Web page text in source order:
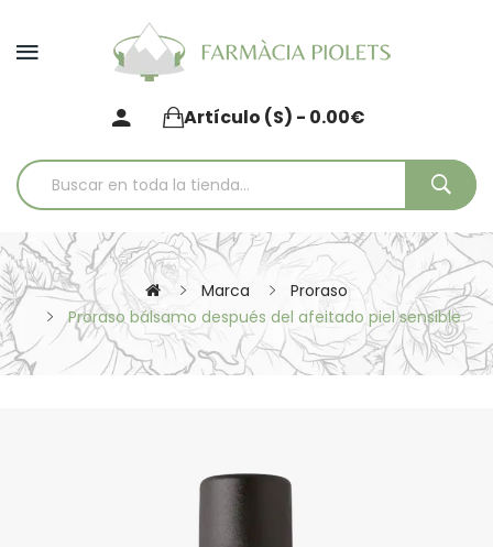
Artículo (s) - 0.00€
Marca
Proraso
Proraso bálsamo después del afeitado piel sensible